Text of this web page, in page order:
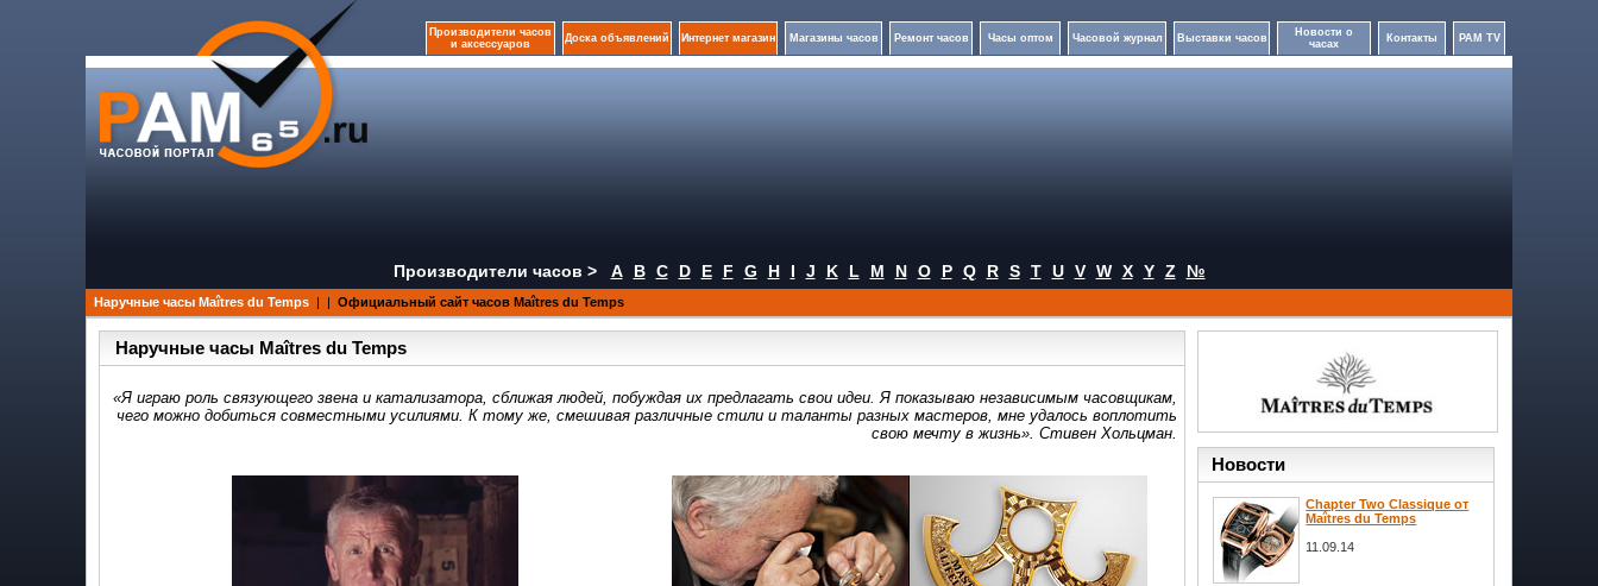
Производители часов
и аксессуаров
Доска объявлений Интернет магазин Магазины часов Ремонт часов Часы оптом Часовой журнал Выставки часов
Новости о
часах
Контакты PAM TV
Производители часов > A B C D E F G H I J K L M N O P Q R S T U V W X Y Z №
Наручные часы Maîtres du Temps | | Официальный сайт часов Maîtres du Temps
Наручные часы Maîtres du Temps
«Я играю роль связующего звена и катализатора, сближая людей, побуждая их предлагать свои идеи. Я показываю независимым часовщикам,
чего можно добиться совместными усилиями. К тому же, смешивая различные стили и таланты разных мастеров, мне удалось воплотить
свою мечту в жизнь». Стивен Хольцман.
Новости
Chapter Two Classique от
Maîtres du Temps
11.09.14